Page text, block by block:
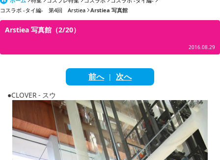
한국어
English
ภาษาไทย
tiéng Viêt
Bahasa Indonesia
コスラボ -タイ編- 第4回 Arstiea
Arstiea 写真館
Arstiea 写真館（2/20）
2016.08.29
前へ| 次へ
●CLOVER - スウ